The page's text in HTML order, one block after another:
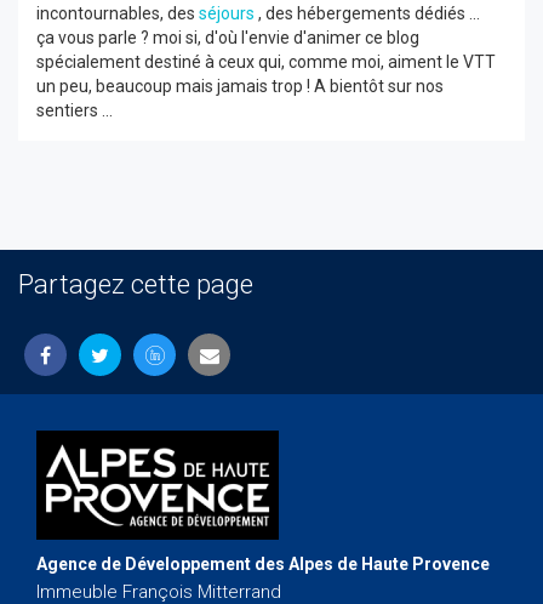
incontournables, des séjours , des hébergements dédiés ...
ça vous parle ? moi si, d'où l'envie d'animer ce blog
spécialement destiné à ceux qui, comme moi, aiment le VTT
un peu, beaucoup mais jamais trop ! A bientôt sur nos
sentiers ...
Partagez cette page
Agence de Développement des Alpes de Haute Provence
Immeuble François Mitterrand